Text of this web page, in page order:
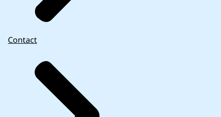
Contact